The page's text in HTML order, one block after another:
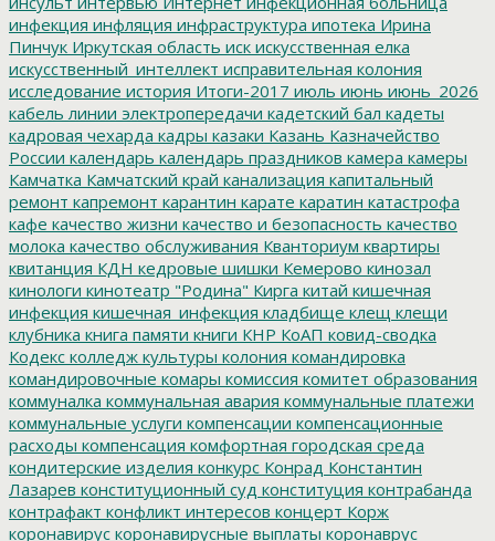
инфекция инфляция инфраструктура ипотека Ирина
Пинчук Иркутская область иск искусственная елка
искусственный_интеллект исправительная колония
исследование история Итоги-2017 июль июнь июнь_2026
кабель линии электропередачи кадетский бал кадеты
кадровая чехарда кадры казаки Казань Казначейство
России календарь календарь праздников камера камеры
Камчатка Камчатский край канализация капитальный
ремонт капремонт карантин карате каратин катастрофа
кафе качество жизни качество и безопасность качество
молока качество обслуживания Кванториум квартиры
квитанция КДН кедровые шишки Кемерово кинозал
кинологи кинотеатр "Родина" Кирга китай кишечная
инфекция кишечная_инфекция кладбище клещ клещи
клубника книга памяти книги КНР КоАП ковид-сводка
Кодекс колледж культуры колония командировка
командировочные комары комиссия комитет образования
коммуналка коммунальная авария коммунальные платежи
коммунальные услуги компенсации компенсационные
расходы компенсация комфортная городская среда
кондитерские изделия конкурс Конрад Константин
Лазарев конституционный суд конституция контрабанда
контрафакт конфликт интересов концерт Корж
коронавирус коронавирусные выплаты коронаврус